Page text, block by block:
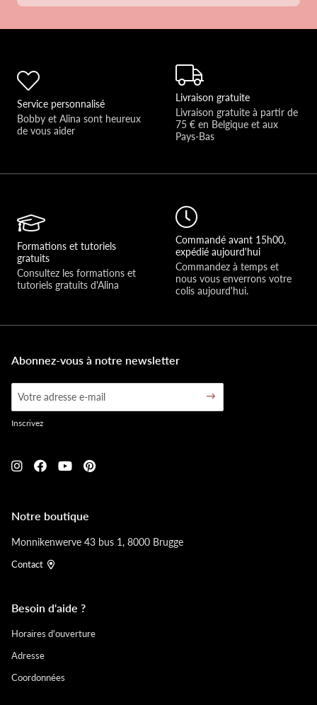
Service personnalisé
Bobby et Alina sont heureux
de vous aider
Livraison gratuite
Livraison gratuite à partir de
75 € en Belgique et aux
Pays-Bas
Formations et tutoriels
gratuits
Consultez les formations et
tutoriels gratuits d'Alina
Commandé avant 15h00,
expédié aujourd'hui
Commandez à temps et
nous vous enverrons votre
colis aujourd'hui.
Notre boutique
Monnikenwerve 43 bus 1, 8000 Brugge
Contact
Besoin d'aide ?
Horaires d'ouverture
Adresse
Coordonnées
Abonnez-vous à notre newsletter
Inscrivez